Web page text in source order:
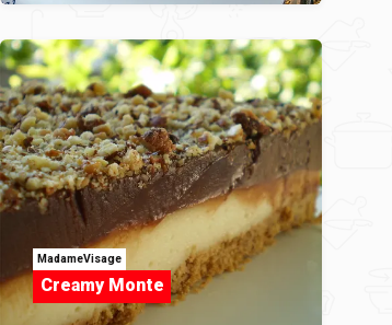
MadameVisage
Creamy Monte